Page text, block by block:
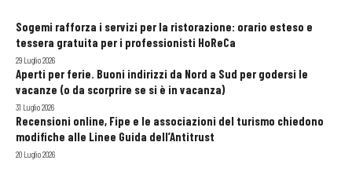
Sogemi rafforza i servizi per la ristorazione: orario esteso e
tessera gratuita per i professionisti HoReCa
29 Luglio 2026
Aperti per ferie. Buoni indirizzi da Nord a Sud per godersi le
vacanze (o da scorprire se si è in vacanza)
31 Luglio 2026
Recensioni online, Fipe e le associazioni del turismo chiedono
modifiche alle Linee Guida dell’Antitrust
20 Luglio 2026